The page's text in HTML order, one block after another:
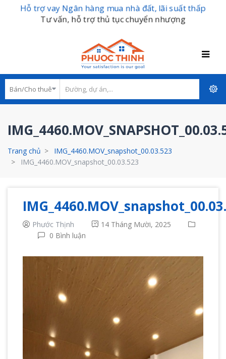
Hỗ trợ vay Ngân hàng mua nhà đất, lãi suất thấp
Tư vấn, hỗ trợ thủ tục chuyển nhượng
Trang chủ
IMG_4460.MOV_snapshot_00.03.523
IMG_4460.MOV_snapshot_00.03.523
Phước Thịnh
14 Tháng Mười, 2025
0 Bình luận